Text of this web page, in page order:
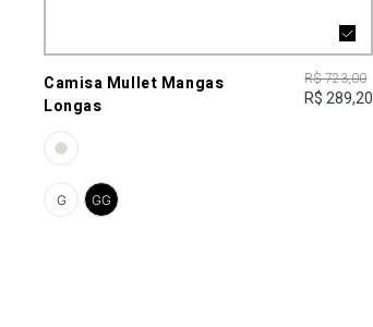
Camisa Mullet Mangas
Longas
R$ 723,00
R$ 289,20
G GG